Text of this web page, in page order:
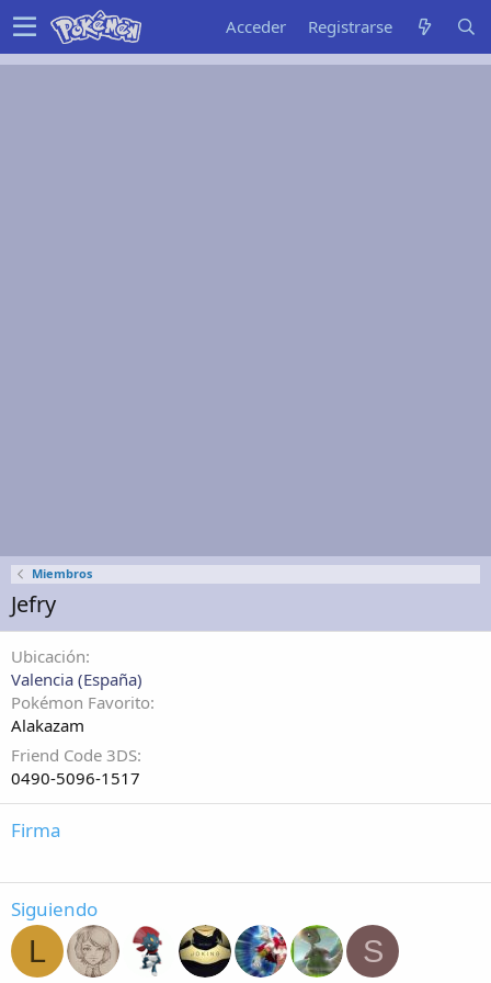
Acceder Registrarse
Miembros
Jefry
Ubicación
Valencia (España)
Pokémon Favorito
Alakazam
Friend Code 3DS
0490-5096-1517
Firma
Siguiendo
L S